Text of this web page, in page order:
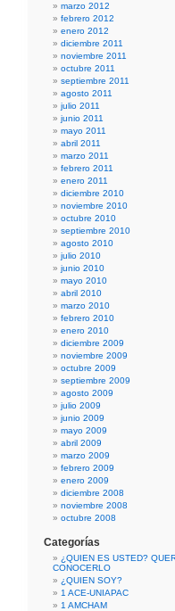
marzo 2012
febrero 2012
enero 2012
diciembre 2011
noviembre 2011
octubre 2011
septiembre 2011
agosto 2011
julio 2011
junio 2011
mayo 2011
abril 2011
marzo 2011
febrero 2011
enero 2011
diciembre 2010
noviembre 2010
octubre 2010
septiembre 2010
agosto 2010
julio 2010
junio 2010
mayo 2010
abril 2010
marzo 2010
febrero 2010
enero 2010
diciembre 2009
noviembre 2009
octubre 2009
septiembre 2009
agosto 2009
julio 2009
junio 2009
mayo 2009
abril 2009
marzo 2009
febrero 2009
enero 2009
diciembre 2008
noviembre 2008
octubre 2008
Categorías
¿QUIEN ES USTED?
CONOCERLO
¿QUIEN SOY?
1 ACE-UNIAPAC
1 AMCHAM